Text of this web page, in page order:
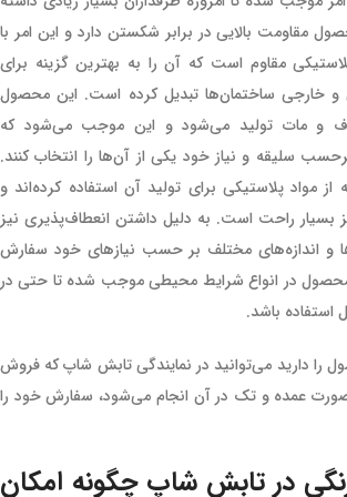
مقاومت بالایی در برابر شکستن دارد و این امر با
مقاوم است که آن را به بهترین گزینه برای
و خارجی ساختمان‌ها تبدیل کرده است. این محصول
و مات تولید می‌شود و این موجب می‌شود که
سلیقه و نیاز خود یکی از آن‌ها را انتخاب کنند.
مواد پلاستیکی برای تولید آن استفاده کرده‌اند و
راحت است. به دلیل داشتن انعطاف‌پذیری نیز
و اندازه‌های مختلف بر حسب نیازهای خود سفارش
محصول در انواع شرایط محیطی موجب شده تا حتی در
استفاده باشد.
را دارید می‌توانید در نمایندگی تابش شاپ که فروش
عمده و تک در آن انجام می‌شود، سفارش خود را
در تابش شاپ چگونه امکان